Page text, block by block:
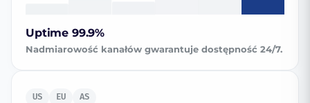
Uptime 99.9%
Nadmiarowość kanałów gwarantuje dostępność 24/7.
US EU AS